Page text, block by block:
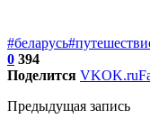
#беларусь
0 394
Поделится VKOK.ru
Предыдущая запись